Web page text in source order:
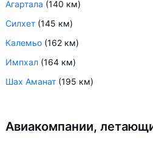
Агартала (140 км)
Силхет (145 км)
Калемьо (162 км)
Импхал (164 км)
Шах Аманат (195 км)
Авиакомпании,